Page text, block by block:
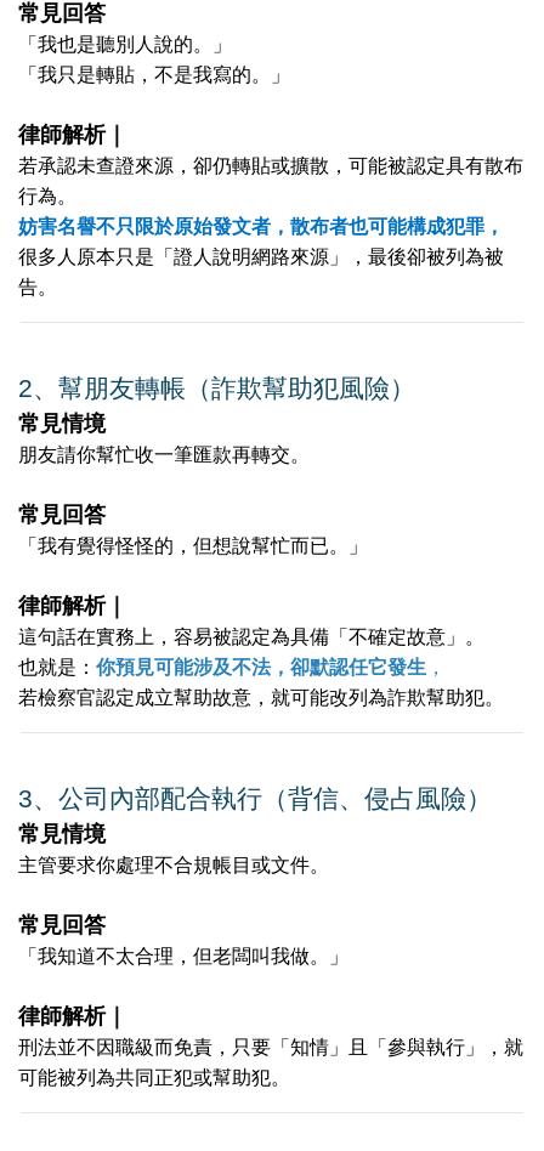
常見回答
「我也是聽別人說的。」
「我只是轉貼，不是我寫的。」
律師解析｜
若承認未查證來源，卻仍轉貼或擴散，可能被認定具有散布
行為。
妨害名譽不只限於原始發文者，散布者也可能構成犯罪，
很多人原本只是「證人說明網路來源」，最後卻被列為被
告。
2️、 幫朋友轉帳（詐欺幫助犯風險）
常見情境
朋友請你幫忙收一筆匯款再轉交。
常見回答
「我有覺得怪怪的，但想說幫忙而已。」
律師解析｜
這句話在實務上，容易被認定為具備「不確定故意」。
也就是： 你預見可能涉及不法，卻默認任它發生 ，
若檢察官認定成立幫助故意，就可能改列為詐欺幫助犯。
3️、 公司內部配合執行（背信、侵占風險）
常見情境
主管要求你處理不合規帳目或文件。
常見回答
「我知道不太合理，但老闆叫我做。」
律師解析｜
刑法並不因職級而免責，只要「知情」且「參與執行」，就
可能被列為共同正犯或幫助犯。